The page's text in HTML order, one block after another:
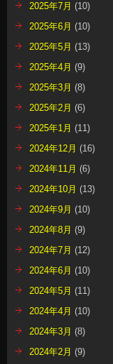
2025年7月 (10)
2025年6月 (10)
2025年5月 (13)
2025年4月 (9)
2025年3月 (8)
2025年2月 (6)
2025年1月 (11)
2024年12月 (16)
2024年11月 (6)
2024年10月 (13)
2024年9月 (10)
2024年8月 (9)
2024年7月 (12)
2024年6月 (10)
2024年5月 (11)
2024年4月 (10)
2024年3月 (8)
2024年2月 (9)